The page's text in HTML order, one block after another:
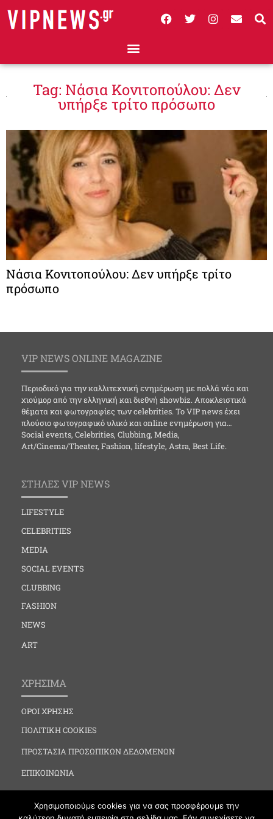
Tag: Νάσια Κονιτοπούλου: Δεν
υπήρξε τρίτο πρόσωπο
Νάσια Κονιτοπούλου: Δεν υπήρξε τρίτο
πρόσωπο
VIP NEWS ONLINE MAGAZINE
Περιοδικό για την καλλιτεχνική ενημέρωση με πολλά νέα και
χιούμορ από την ελληνική και διεθνή showbiz. Αποκλειστικά
θέματα και φωτογραφίες των celebrities. Το VIP news έχει
πλούσιο φωτογραφικό υλικό και online ενημέρωση για…
Social events, Celebrities, Clubbing, Media,
Art/Cinema/Theater, Fashion, lifestyle, Astra, Best Life.
ΣΤΗΛΕΣ VIP NEWS
LIFESTYLE
CELEBRITIES
MEDIA
SOCIAL EVENTS
CLUBBING
FASHION
NEWS
ART
ΧΡΗΣΙΜΑ
ΟΡΟΙ ΧΡΗΣΗΣ
ΠΟΛΙΤΙΚΗ COOKIES
ΠΡΟΣΤΑΣΙΑ ΠΡΟΣΩΠΙΚΩΝ ΔΕΔΟΜΕΝΩΝ
ΕΠΙΚΟΙΝΩΝΙΑ
Χρησιμοποιούμε cookies για να σας προσφέρουμε την